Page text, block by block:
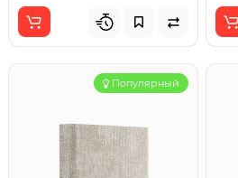
Популярный